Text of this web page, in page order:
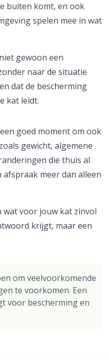
buiten komt, en ook
spelen mee in wat
gewoon een
naar de situatie
dat de bescherming
kat leidt.
goed moment om ook
gewicht, algemene
die thuis al
meer dan alleen
wat voor jouw kat zinvol
krijgt, maar een
om veelvoorkomende
te voorkomen. Een
voor bescherming en